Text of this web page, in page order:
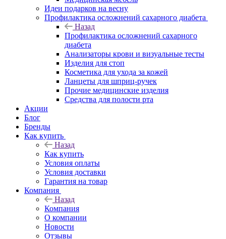
Идеи подарков на весну
Профилактика осложнений сахарного диабета
Назад
Профилактика осложнений сахарного
диабета
Анализаторы крови и визуальные тесты
Изделия для стоп
Косметика для ухода за кожей
Ланцеты для шприц-ручек
Прочие медицинские изделия
Средства для полости рта
Акции
Блог
Бренды
Как купить
Назад
Как купить
Условия оплаты
Условия доставки
Гарантия на товар
Компания
Назад
Компания
О компании
Новости
Отзывы